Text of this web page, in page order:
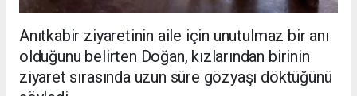
Anıtkabir ziyaretinin aile için unutulmaz bir anı
olduğunu belirten Doğan, kızlarından birinin
ziyaret sırasında uzun süre gözyaşı döktüğünü